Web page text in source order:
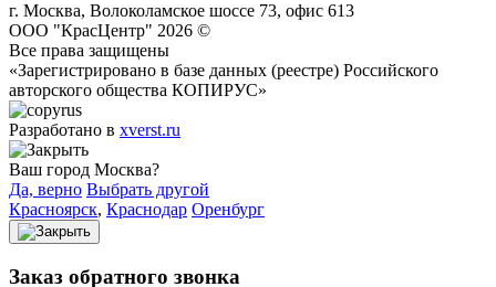
г. Москва, Волоколамское шоссе 73, офис 613
ООО "КрасЦентр" 2026 ©
Все права защищены
«Зарегистрировано в базе данных (реестре) Российского
авторского общества КОПИРУС»
Разработано в xverst.ru
Ваш город Москва?
Да, верно Выбрать другой
Красноярск, Краснодар Оренбург
Заказ обратного звонка